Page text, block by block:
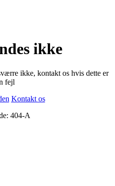
ikke
ikke, kontakt os hvis dette er
fejl
Kontakt os
404-A